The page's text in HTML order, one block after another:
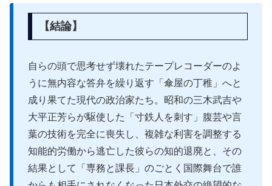
【結論】
自らの頭で思考せず壊れたテープレコーダーのよ
うに無内容な答弁を繰り返す「傘屋の丁稚」へと
成り果てた現代の政治家たち。昭和の三木武吉や
大平正芳らが駆使した「寸鉄人を刺す」腹芸や言
葉の技術を完全に喪失し、複雑な利害を調整する
知能的労働から逃亡した彼らの知的退廃と、その
結果として「専務と課長」のごとく国際舞台で誰